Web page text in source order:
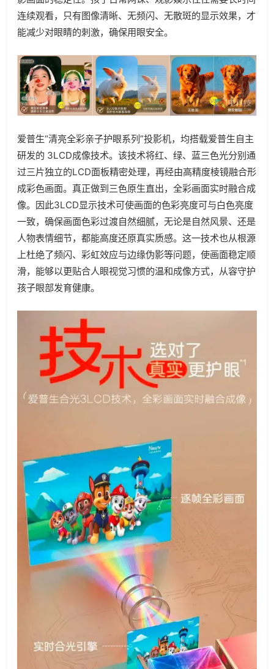
连续观看，只有图像清晰、无频闪、无散斑的显示效果，才
能减少对眼睛的刺激，确保用眼安全。
爱普生“清亮全彩亲子护眼系列”投影机，均搭载爱普生自主
研发的 3LCD成像技术。该技术将红、绿、蓝三色光分别通
过三片独立的LCD面板精密处理，再经由高精度棱镜融合形
成彩色画面。真正做到三色原生直出，全彩画面实时融合成
像。因此3LCD显示技术可使画面的色彩亮度可与白色亮度
一致，确保画面色彩过渡自然细腻，无论是自然风景、还是
人物表情细节，都能高度还原真实质感。这一技术也从根源
上杜绝了频闪、彩虹效应与边缘伪影等问题，使画面稳定顺
滑，能够以更贴合人眼视觉习惯的温和成像方式，从容守护
孩子眼部发育健康。